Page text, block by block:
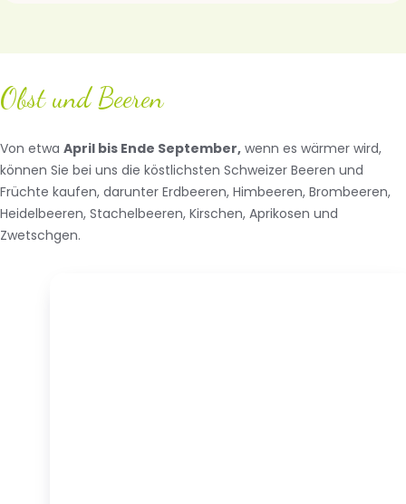
Obst und Beeren
Von etwa April bis Ende September, wenn es wärmer wird,
können Sie bei uns die köstlichsten Schweizer Beeren und
Früchte kaufen, darunter Erdbeeren, Himbeeren, Brombeeren,
Heidelbeeren, Stachelbeeren, Kirschen, Aprikosen und
Zwetschgen.